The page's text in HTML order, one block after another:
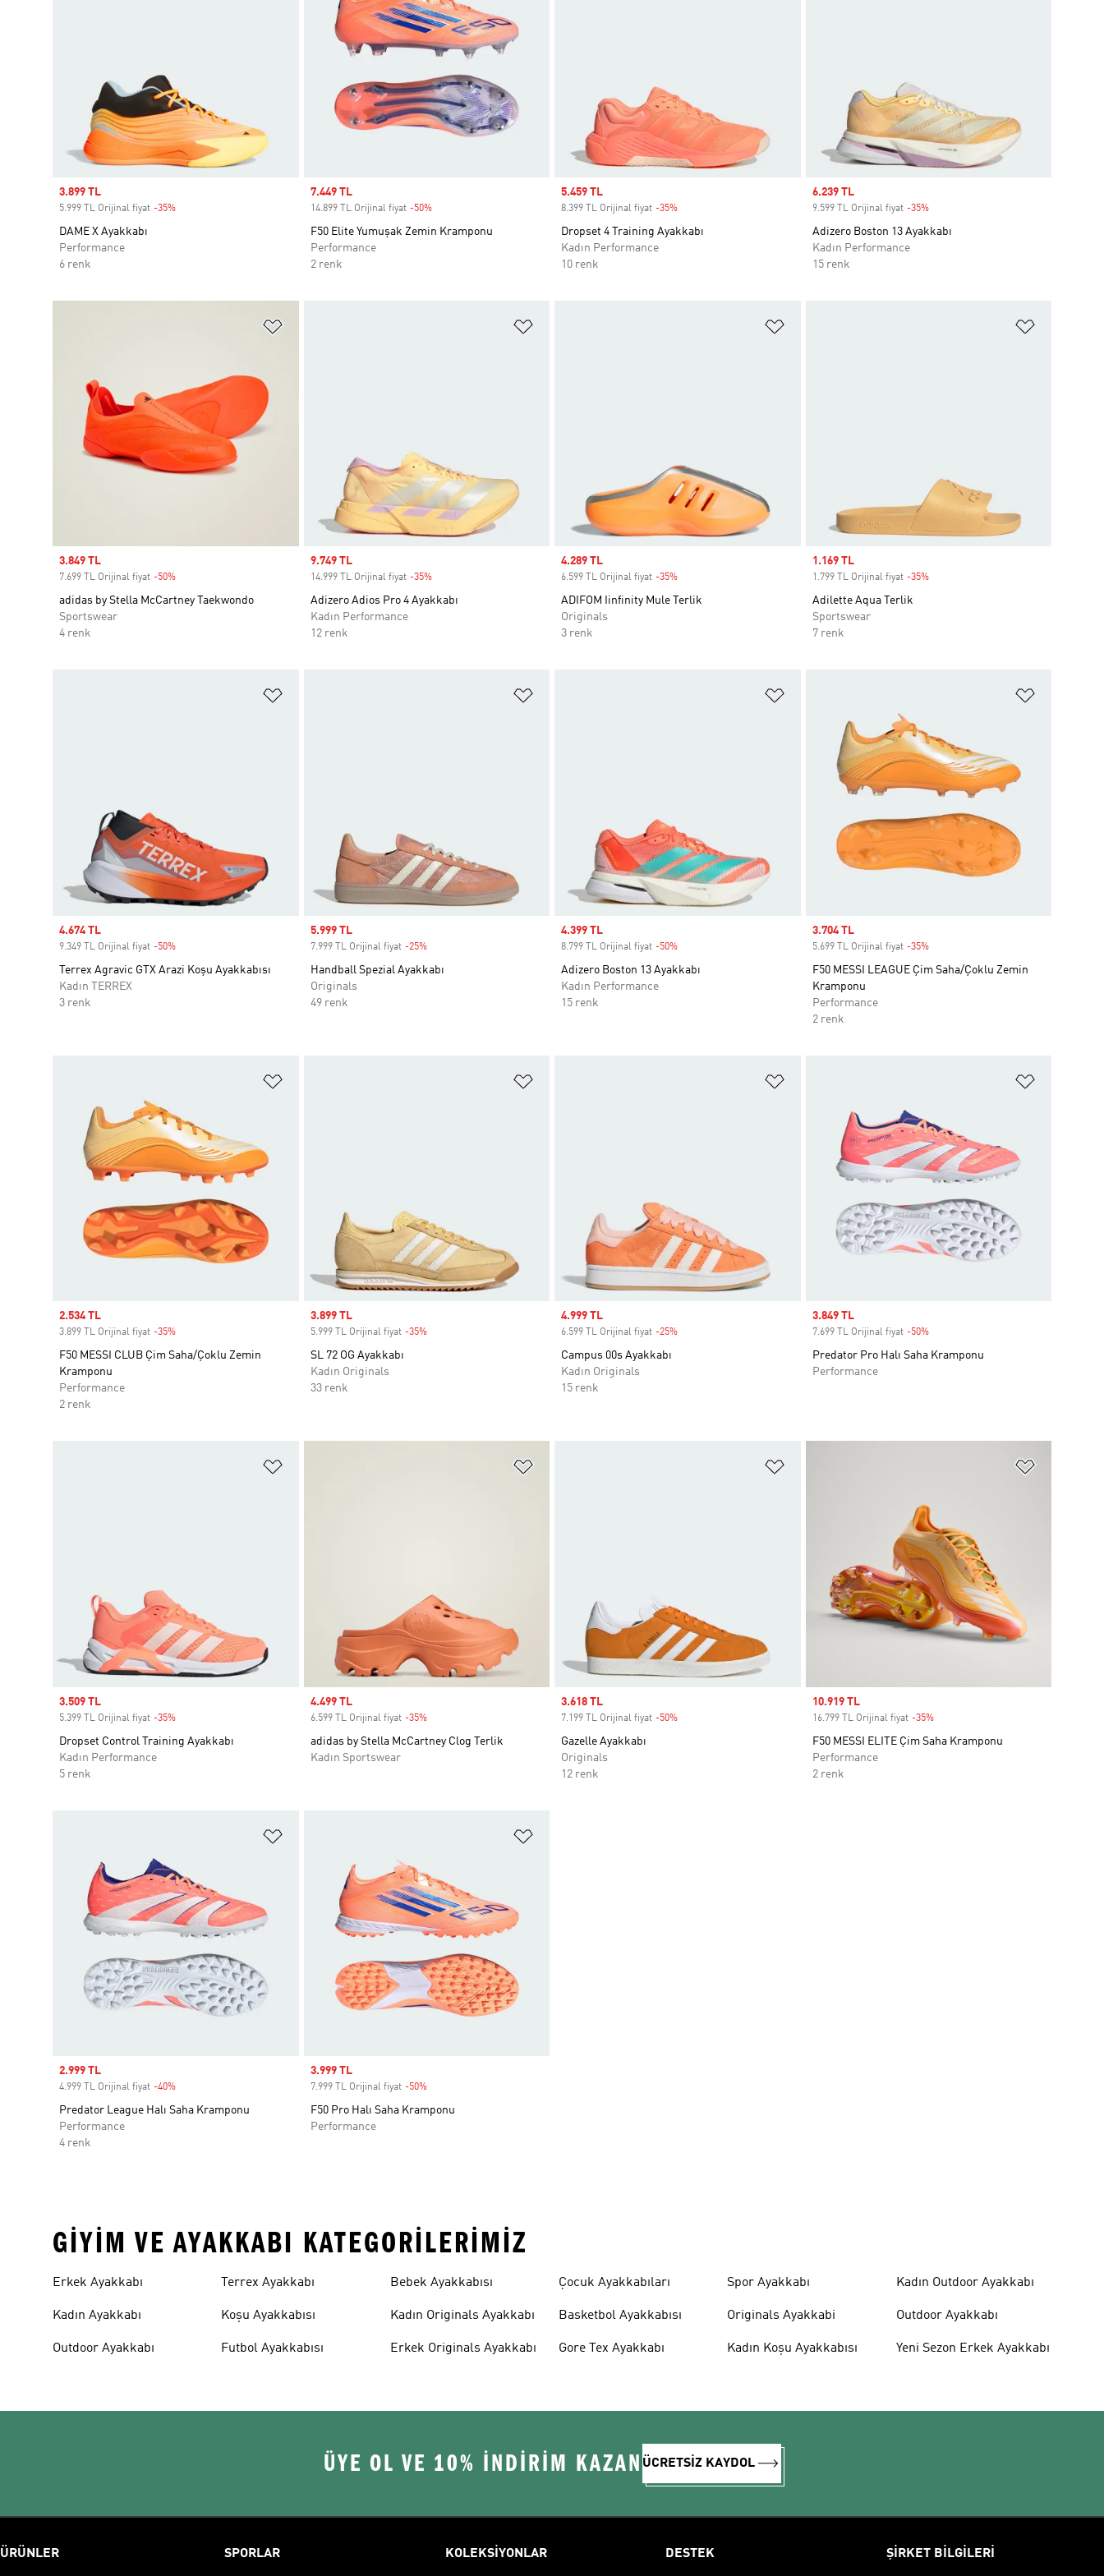
Sale price
3.899 TL
5.999 TL Orijinal fiyat -35%
DAME X Ayakkabı
Performance
6 renk
Sale price
7.449 TL
14.899 TL Orijinal fiyat -50%Discount
F50 Elite Yumuşak Zemin Kramponu
Performance
2 renk
Sale price
5.459 TL
8.399 TL Orijinal fiyat -35%
Dropset 4 Training Ayakkabı
Kadın Performance
10 renk
Sale price
6.239 TL
9.599 TL Orijinal fiyat -35%Discount
Adizero Boston 13 Ayakkabı
Kadın Performance
15 renk
Sale price
3.849 TL
7.699 TL Orijinal fiyat -50%
adidas by Stella McCartney Taekwondo
Sportswear
4 renk
Sale price
9.749 TL
14.999 TL Orijinal fiyat -35%Discount
Adizero Adios Pro 4 Ayakkabı
Kadın Performance
12 renk
Sale price
4.289 TL
6.599 TL Orijinal fiyat -35%
ADIFOM Iinfinity Mule Terlik
Originals
3 renk
Sale price
1.169 TL
1.799 TL Orijinal fiyat -35%Discount
Adilette Aqua Terlik
Sportswear
7 renk
Sale price
4.674 TL
9.349 TL Orijinal fiyat -50%
Terrex Agravic GTX Arazi Koşu Ayakkabısı
Kadın TERREX
3 renk
Sale price
5.999 TL
7.999 TL Orijinal fiyat -25%Discount
Handball Spezial Ayakkabı
Originals
49 renk
Sale price
4.399 TL
8.799 TL Orijinal fiyat -50%
Adizero Boston 13 Ayakkabı
Kadın Performance
15 renk
Sale price
3.704 TL
5.699 TL Orijinal fiyat -35%Discount
F50 MESSI LEAGUE Çim Saha/Çoklu Zemin
Kramponu
Performance
2 renk
Sale price
2.534 TL
3.899 TL Orijinal fiyat -35%
F50 MESSI CLUB Çim Saha/Çoklu Zemin
Kramponu
Performance
2 renk
Sale price
3.899 TL
5.999 TL Orijinal fiyat -35%Discount
SL 72 OG Ayakkabı
Kadın Originals
33 renk
Sale price
4.999 TL
6.599 TL Orijinal fiyat -25%
Campus 00s Ayakkabı
Kadın Originals
15 renk
Sale price
3.849 TL
7.699 TL Orijinal fiyat -50%Discount
Predator Pro Halı Saha Kramponu
Performance
Sale price
3.509 TL
5.399 TL Orijinal fiyat -35%
Dropset Control Training Ayakkabı
Kadın Performance
5 renk
Sale price
4.499 TL
6.599 TL Orijinal fiyat -35%Discount
adidas by Stella McCartney Clog Terlik
Kadın Sportswear
Sale price
3.618 TL
7.199 TL Orijinal fiyat -50%
Gazelle Ayakkabı
Originals
12 renk
Sale price
10.919 TL
16.799 TL Orijinal fiyat -35%Discount
F50 MESSI ELITE Çim Saha Kramponu
Performance
2 renk
Sale price
2.999 TL
4.999 TL Orijinal fiyat -40%
Predator League Halı Saha Kramponu
Performance
4 renk
Sale price
3.999 TL
7.999 TL Orijinal fiyat -50%Discount
F50 Pro Halı Saha Kramponu
Performance
GIYIM VE AYAKKABI KATEGORILERIMIZ
Erkek Ayakkabı
Kadın Ayakkabı
Outdoor Ayakkabı
Terrex Ayakkabı
Koşu Ayakkabısı
Futbol Ayakkabısı
Bebek Ayakkabısı
Kadın Originals Ayakkabı
Erkek Originals Ayakkabı
Çocuk Ayakkabıları
Basketbol Ayakkabısı
Gore Tex Ayakkabı
Spor Ayakkabı
Originals Ayakkabi
Kadın Koşu Ayakkabısı
Kadın Outdoor Ayakkabı
Outdoor Ayakkabı
Yeni Sezon Erkek Ayakkabı
ÜYE OL VE 10% İNDİRİM KAZAN ÜCRETSİZ KAYDOL
ÜRÜNLER SPORLAR KOLEKSİYONLAR DESTEK ŞİRKET BİLGİLERİ